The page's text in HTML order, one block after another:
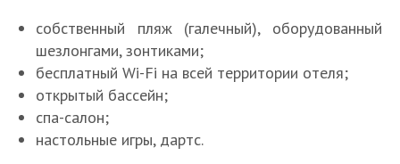
собственный пляж (галечный), оборудованный
шезлонгами, зонтиками;
бесплатный Wi-Fi на всей территории отеля;
открытый бассейн;
спа-салон;
настольные игры, дартс.